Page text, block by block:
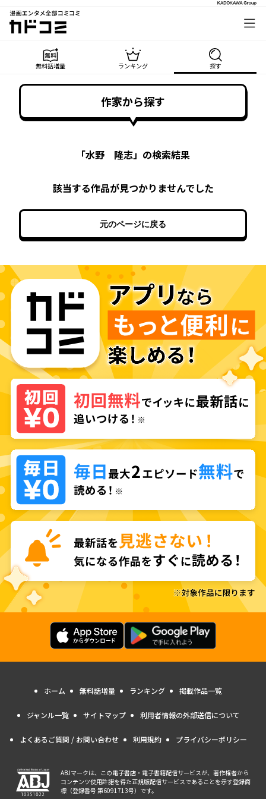
漫画エンタメ全部コミコミ
カドコミ
無料話増量 ランキング 探す
作家から探す
「水野 隆志」の検索結果
該当する作品が見つかりませんでした
元のページに戻る
ホーム 無料話増量 ランキング 掲載作品一覧
ジャンル一覧 サイトマップ 利用者情報の外部送信について
よくあるご質問 / お問い合わせ 利用規約 プライバシーポリシー
ABJマークは、この電子書店・電子書籍配信サービスが、著作権者から
コンテンツ使用許諾を得た正規版配信サービスであることを示す登録商
標（登録番号 第6091713号）です。